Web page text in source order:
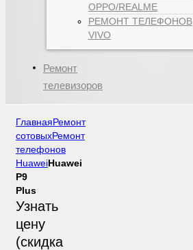
OPPO/REALME
РЕМОНТ ТЕЛЕФОНОВ
VIVO
Ремонт
телевизоров
ГлавнаяРемонт
сотовыхРемонт
телефонов
HuaweiHuawei
P9
Plus
Узнать
цену
(скидка